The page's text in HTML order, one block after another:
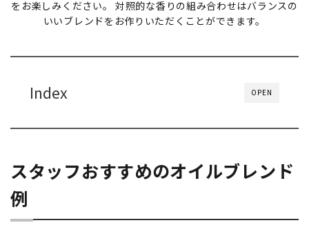
をお楽しみください。 対照的な香りの組み合わせはバランスの
いいブレンドをお作りいただくことができます。
OPEN
Index
スタッフおすすめのオイルブレンド
例